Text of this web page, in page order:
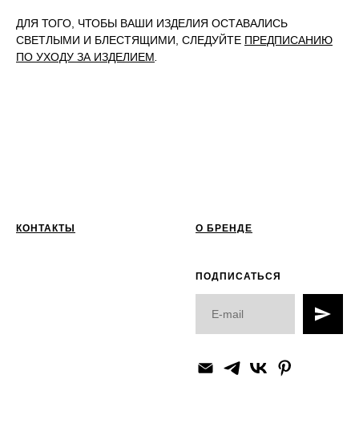
ДЛЯ ТОГО, ЧТОБЫ ВАШИ ИЗДЕЛИЯ ОСТАВАЛИСЬ
СВЕТЛЫМИ И БЛЕСТЯЩИМИ, СЛЕДУЙТЕ ПРЕДПИСАНИЮ
ПО УХОДУ ЗА ИЗДЕЛИЕМ.
КОНТАКТЫ О БРЕНДЕ
ПОДПИСАТЬСЯ